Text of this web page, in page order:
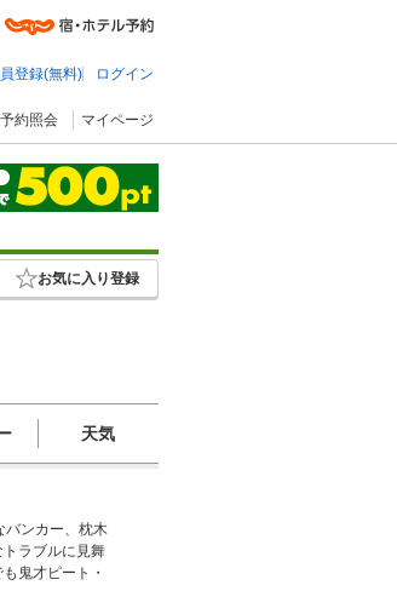
登録(無料) ログイン
予約照会 マイページ
お気に入り登録
天気
バンカー、枕木
ラブルに見舞
鬼才ピート・